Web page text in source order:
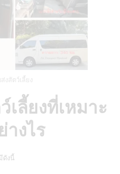
งสัตว์เลี้ยง
ลี้ยงที่เหมาะ
างไร
ดังนี้